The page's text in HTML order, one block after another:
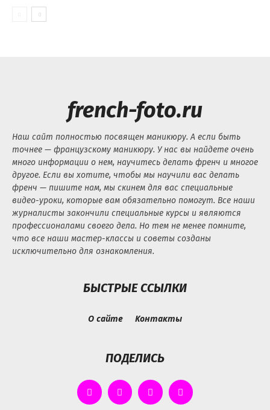
french-foto.ru
Наш сайт полностью посвящен маникюру. А если быть
точнее — французскому маникюру. У нас вы найдете очень
много информации о нем, научитесь делать френч и многое
другое. Если вы хотите, чтобы мы научили вас делать
френч — пишите нам, мы скинем для вас специальные
видео-уроки, которые вам обязательно помогут. Все наши
журналисты закончили специальные курсы и являются
профессионалами своего дела. Но тем не менее помните,
что все наши мастер-классы и советы созданы
исключительно для ознакомления.
БЫСТРЫЕ ССЫЛКИ
О сайте Контакты
ПОДЕЛИСЬ